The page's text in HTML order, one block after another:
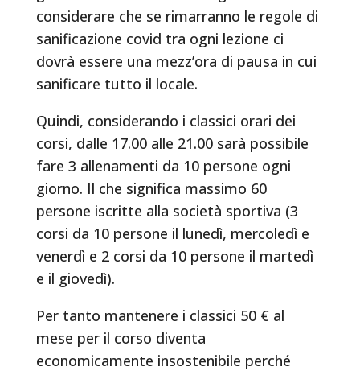
considerare che se rimarranno le regole di
sanificazione covid tra ogni lezione ci
dovrà essere una mezz’ora di pausa in cui
sanificare tutto il locale.
Quindi, considerando i classici orari dei
corsi, dalle 17.00 alle 21.00 sarà possibile
fare 3 allenamenti da 10 persone ogni
giorno. Il che significa massimo 60
persone iscritte alla società sportiva (3
corsi da 10 persone il lunedì, mercoledì e
venerdì e 2 corsi da 10 persone il martedì
e il giovedì).
Per tanto mantenere i classici 50 € al
mese per il corso diventa
economicamente insostenibile perché